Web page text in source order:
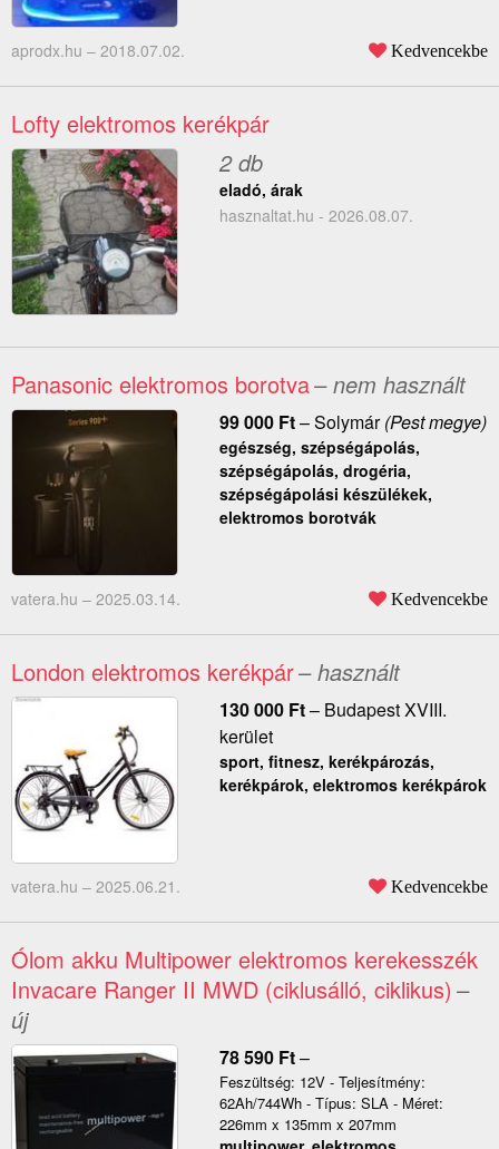
aprodx.hu – 2018.07.02. Kedvencekbe
Lofty elektromos kerékpár
2 db
eladó, árak
hasznaltat.hu - 2026.08.07.
Panasonic elektromos borotva– nem használt
99 000 Ft–Solymár(Pest megye)
egészség, szépségápolás,
szépségápolás, drogéria,
szépségápolási készülékek,
elektromos borotvák
vatera.hu – 2025.03.14. Kedvencekbe
London elektromos kerékpár– használt
130 000 Ft– Budapest XVIII.
kerület
sport, fitnesz, kerékpározás,
kerékpárok, elektromos kerékpárok
vatera.hu – 2025.06.21. Kedvencekbe
Ólom akku Multipower elektromos kerekesszék
Invacare Ranger II MWD (ciklusálló, ciklikus) –
új
78 590 Ft–
Feszültség: 12V - Teljesítmény:
62Ah/744Wh - Típus: SLA - Méret:
226mm x 135mm x 207mm